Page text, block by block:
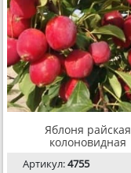
Яблоня райская
колоновидная
Артикул:4755